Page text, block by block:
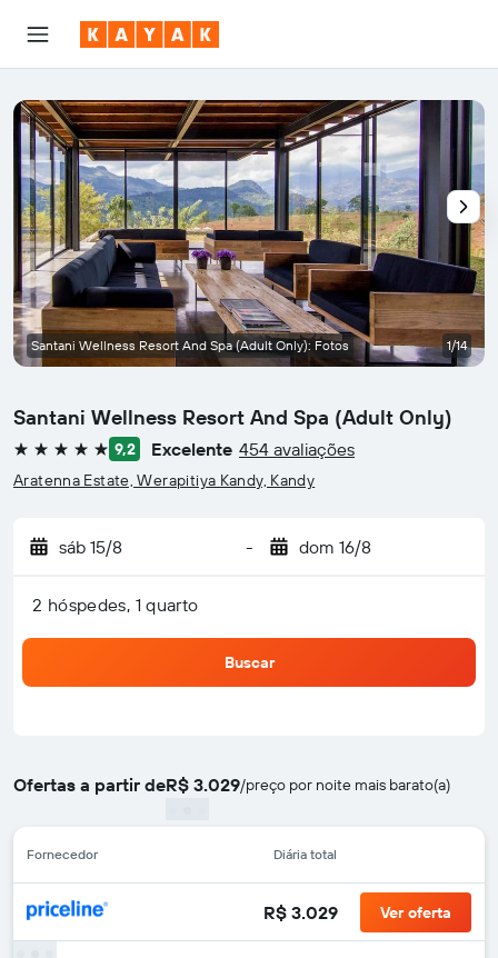
Santani Wellness Resort And Spa (Adult Only)
5 estrelas 9,2 Excelente 454 avaliações
Aratenna Estate, Werapitiya Kandy, Kandy
sáb 15/8 - dom 16/8
2 hóspedes, 1 quarto
Buscar
Ofertas a partir deR$ 3.029/preço por noite mais barato(a)
Fornecedor Diária total
R$ 3.029 Ver oferta
Santani Wellness Resort And Spa (Adult Only): Fotos 1/14